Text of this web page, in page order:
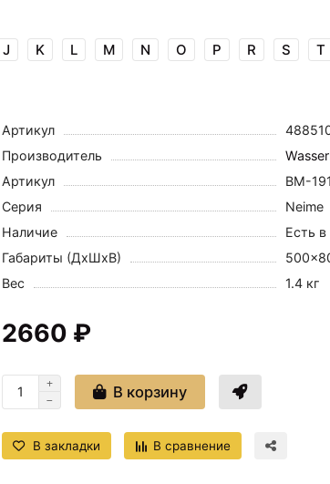
J K L M N O P R S T
Артикул
Производитель
Артикул
BM-
Серия
Neime
Наличие
Есть
Габариты (ДхШхВ)
Вес
1.4 кг
2660 ₽
В корзину
В закладки В сравнение